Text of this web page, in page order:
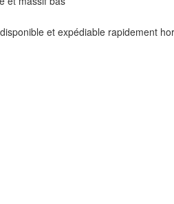
et expédiable rapidement